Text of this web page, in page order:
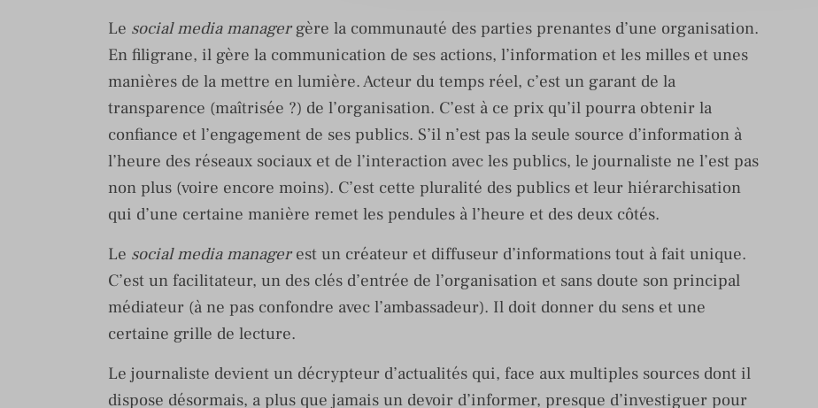
Le social media managergère la communauté des parties prenantes d’une organisation.
En filigrane, il gère la communication de ses actions, l’information et les milles et unes
manières de la mettre en lumière. Acteur du temps réel, c’est un garant de la
transparence (maîtrisée ?) de l’organisation. C’est à ce prix qu’il pourra obtenir la
confiance et l’engagement de ses publics. S’il n’est pas la seule source d’information à
l’heure des réseaux sociaux et de l’interaction avec les publics, le journaliste ne l’est pas
non plus (voire encore moins). C’est cette pluralité des publics et leur hiérarchisation
qui d’une certaine manière remet les pendules à l’heure et des deux côtés.
Le social media managerest un créateur et diffuseur d’informations tout à fait unique.
C’est un facilitateur, un des clés d’entrée de l’organisation et sans doute son principal
médiateur (à ne pas confondre avec l’ambassadeur). Il doit donner du sens et une
certaine grille de lecture.
Le journaliste devient un décrypteur d’actualités qui, face aux multiples sources dont il
dispose désormais, a plus que jamais un devoir d’informer, presque d’investiguer pour